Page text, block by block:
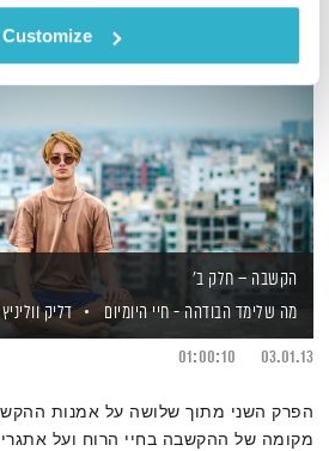
Customize
הקשבה – חלק ב'
מה שלימד הבודהה - חיי היומיום
דליק
03.01.13
01:00:10
הפרק השני מתוך שלושה על אמנות
מקומה של ההקשבה בחיי הרוח ועל